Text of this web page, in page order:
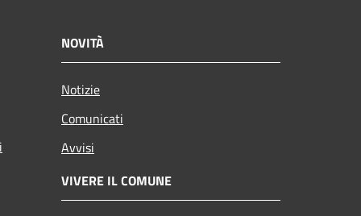
NOVITÀ
Notizie
Comunicati
Avvisi
VIVERE IL COMUNE